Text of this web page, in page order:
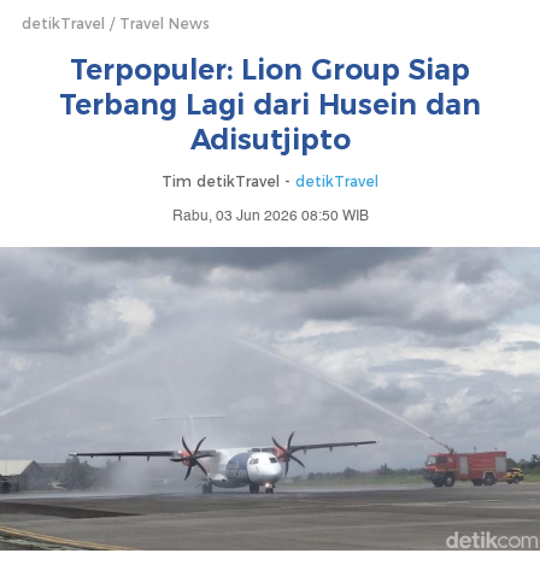
detikTravel Travel News
Terpopuler: Lion Group Siap
Terbang Lagi dari Husein dan
Adisutjipto
Tim detikTravel - detikTravel
Rabu, 03 Jun 2026 08:50 WIB